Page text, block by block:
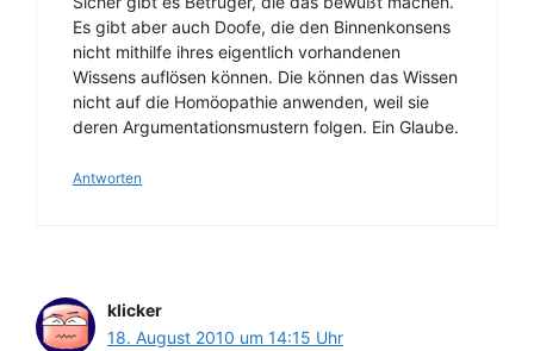
Es gibt aber auch Doofe, die den Binnenkonsens
nicht mithilfe ihres eigentlich vorhandenen
Wissens auflösen können. Die können das Wissen
nicht auf die Homöopathie anwenden, weil sie
deren Argumentationsmustern folgen. Ein Glaube.
Antworten
klicker
18. August 2010 um 14:15 Uhr